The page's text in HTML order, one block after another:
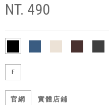
NT. 490
F
官網 實體店鋪